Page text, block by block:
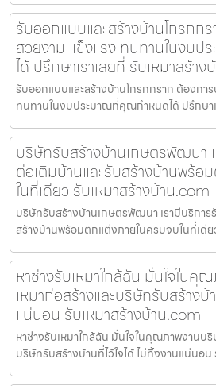
รับออกแบบและสร้างบ้านโกรกก
สวยงาม แข็งแรง ทนทานในงบ
ได้ ปรึกษาเราเลยที่ รับเหมาสร้า
รับออกแบบและสร้างบ้านโกรกกราก ต้องกา
ทนทานในงบประมาณที่คุณกำหนดได้ ปรึกษาเ
บริษัทรับสร้างบ้านเกษตรพัฒนา
ต่อเติมบ้านและรับสร้างบ้านพร้อ
ในที่เดียว รับเหมาสร้างบ้าน.com
บริษัทรับสร้างบ้านเกษตรพัฒนา เรามีบริการ
สร้างบ้านพร้อมตกแต่งภายในครบจบในที่เดีย
หาช่างรับเหมาใกล้ฉัน มั่นใจในคุ
เหมาก่อสร้างและบริษัทรับสร้างบ้
แน่นอน รับเหมาสร้างบ้าน.com
หาช่างรับเหมาใกล้ฉัน มั่นใจในคุณภาพงานบ
บริษัทรับสร้างบ้านที่ไว้ใจได้ ไม่ทิ้งงานแน่นอน